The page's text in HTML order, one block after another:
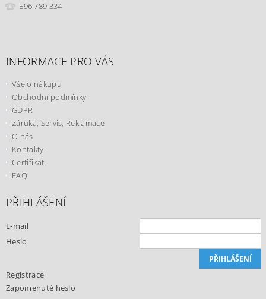
596 789 334
INFORMACE PRO VÁS
Vše o nákupu
Obchodní podmínky
GDPR
Záruka, Servis, Reklamace
O nás
Kontakty
Certifikát
FAQ
PŘIHLÁŠENÍ
E-mail
Heslo
Registrace
Zapomenuté heslo